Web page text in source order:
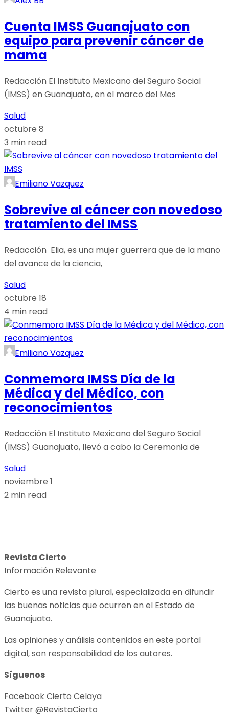
Cuenta IMSS Guanajuato con
equipo para prevenir cáncer de
mama
Redacción El Instituto Mexicano del Seguro Social
(IMSS) en Guanajuato, en el marco del Mes
Salud
octubre 8
3 min read
Emiliano Vazquez
Sobrevive al cáncer con novedoso
tratamiento del IMSS
Redacción Elia, es una mujer guerrera que de la mano
del avance de la ciencia,
Salud
octubre 18
4 min read
Emiliano Vazquez
Conmemora IMSS Día de la
Médica y del Médico, con
reconocimientos
Redacción El Instituto Mexicano del Seguro Social
(IMSS) Guanajuato, llevó a cabo la Ceremonia de
Salud
noviembre 1
2 min read
Revista Cierto
Información Relevante
Cierto es una revista plural, especializada en difundir
las buenas noticias que ocurren en el Estado de
Guanajuato.
Las opiniones y análisis contenidos en este portal
digital, son responsabilidad de los autores.
Síguenos
Facebook Cierto Celaya
Twitter @RevistaCierto